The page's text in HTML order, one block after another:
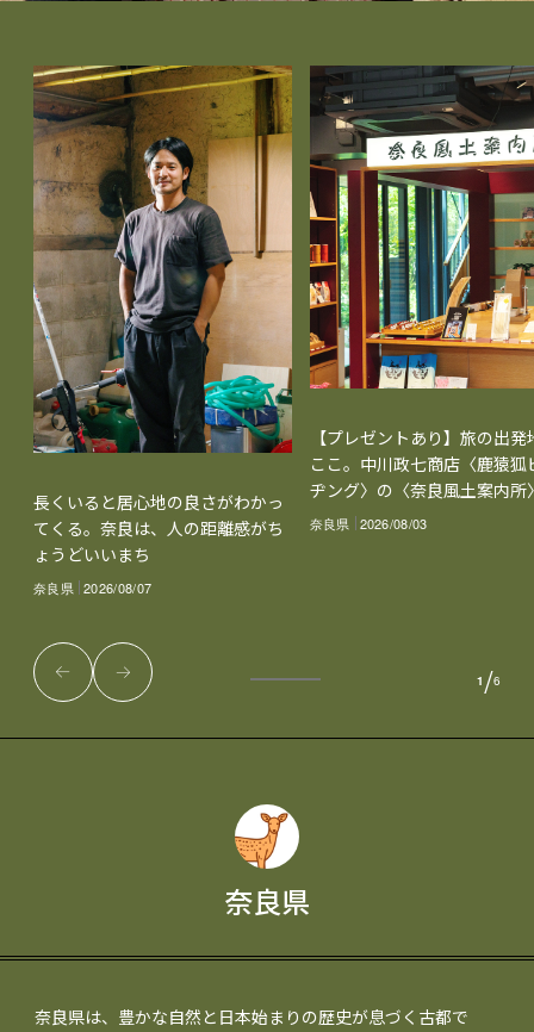
奈良県
奈良県は、豊かな自然と日本始まりの歴史が息づく古都で
長くいると居心地の良さがわかっ
てくる。奈良は、人の距離感がち
ょうどいいまち
奈良県 2026/08/07
【プレゼントあり】旅の出発
ここ。中川政七商店〈鹿猿狐
ヂング〉の〈奈良風土案内所
奈良県 2026/08/03
1 /6